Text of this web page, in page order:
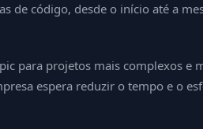
de código, desde o início até a
para projetos mais complexos
espera reduzir o tempo e o